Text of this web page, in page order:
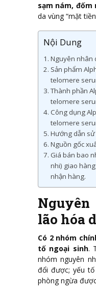
sạm nám, đốm
da vùng “mặt
Nội Dung
Nguyên nhân
Sản phẩm
telomere
Thành phần
telomere
Công dụng
telomere
Hướng dẫn
Nguồn gốc
Giá bán bao
nhi) giao
nhận hàng.
Nguyên
lão hóa
Có 2 nhóm
tố ngoại sinh.
nhóm nguyên
đổi được; yếu
phòng ngừa